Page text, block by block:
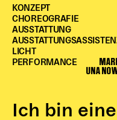
Theaterklasse
Vorstellungen für
Angebote für
Open House
KONZEPT
CHOREOGRAFIE
AUSSTATTUNG
LICHT
PERFORMANCE
UNA
Ich bin